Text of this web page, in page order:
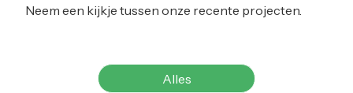
Neem een kijkje tussen onze recente projecten.
Alles